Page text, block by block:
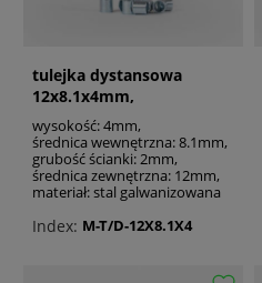
tulejka dystansowa
12x8.1x4mm,
galwanizowana
wysokość: 4mm,
średnica wewnętrzna: 8.1mm,
grubość ścianki: 2mm,
średnica zewnętrzna: 12mm,
materiał: stal galwanizowana
Index: M-T/D-12X8.1X4